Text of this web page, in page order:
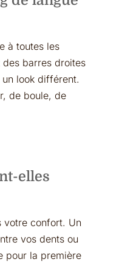
à toutes les
barres droites
look différent.
de boule, de
elles
votre confort. Un
vos dents ou
pour la première